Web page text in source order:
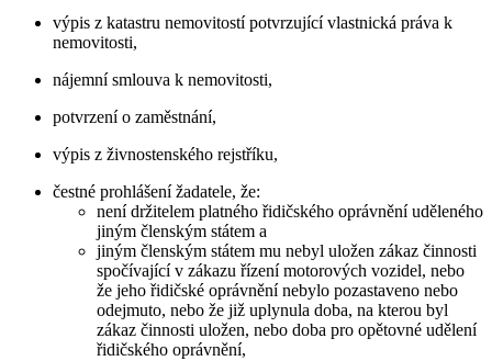
výpis z katastru nemovitostí potvrzující vlastnická práva k
nemovitosti,
nájemní smlouva k nemovitosti,
potvrzení o zaměstnání,
výpis z živnostenského rejstříku,
čestné prohlášení žadatele, že:
není držitelem platného řidičského oprávnění uděleného
jiným členským státem a
jiným členským státem mu nebyl uložen zákaz činnosti
spočívající v zákazu řízení motorových vozidel, nebo
že jeho řidičské oprávnění nebylo pozastaveno nebo
odejmuto, nebo že již uplynula doba, na kterou byl
zákaz činnosti uložen, nebo doba pro opětovné udělení
řidičského oprávnění,